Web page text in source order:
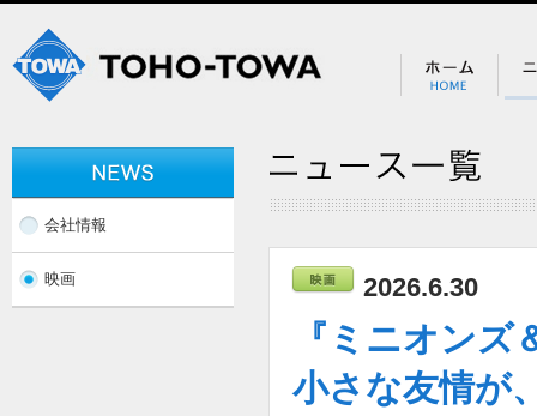
2026.6.30
『ミニオン
小さな友情が
会社情報
映画